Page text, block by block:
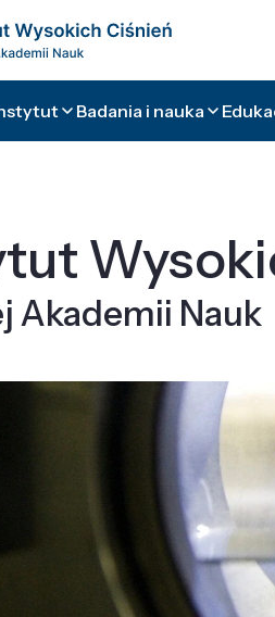
Badania i nauka
Akademii Nauk